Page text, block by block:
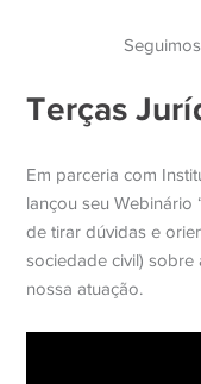
Terças
Em parceria com
lançou seu Webinário
de tirar dúvidas e
sociedade civil) sobre
nossa atuação.